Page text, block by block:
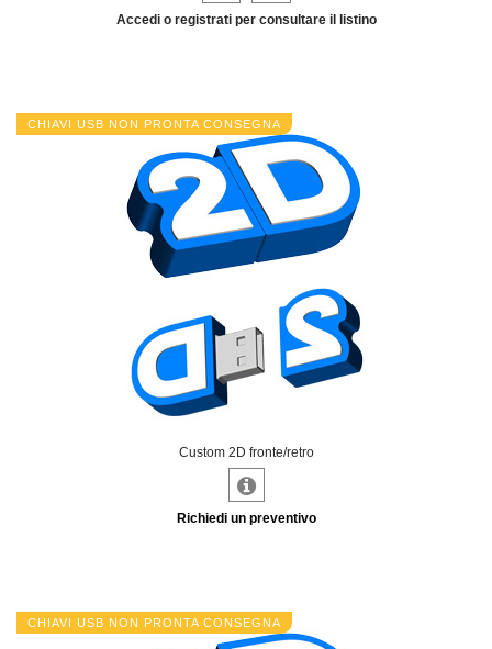
Accedi o registrati per consultare il listino
CHIAVI USB NON PRONTA CONSEGNA
Custom 2D fronte/retro
Richiedi un preventivo
CHIAVI USB NON PRONTA CONSEGNA